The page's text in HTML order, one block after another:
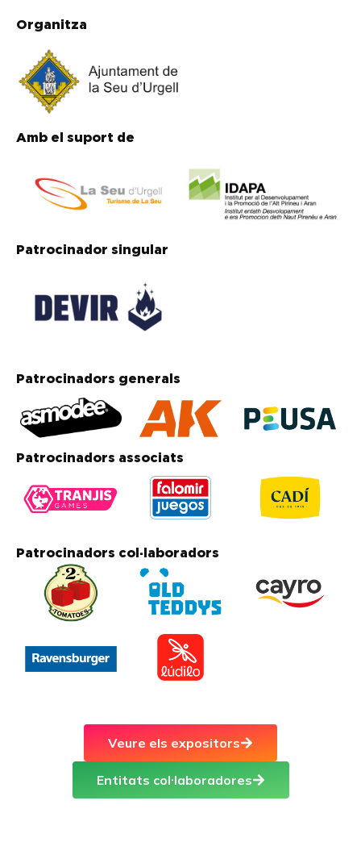
Organitza
Amb el suport de
Patrocinador singular
Patrocinadors generals
Patrocinadors associats
Patrocinadors col·laboradors
Veure els expositors
Entitats col·laboradores